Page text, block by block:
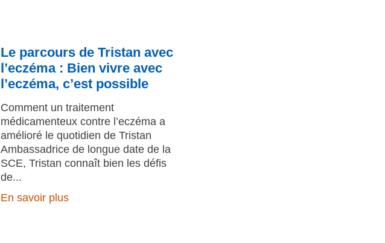
Le parcours de Tristan avec
l’eczéma : Bien vivre avec
l’eczéma, c’est possible
Comment un traitement
médicamenteux contre l’eczéma a
amélioré le quotidien de Tristan
Ambassadrice de longue date de la
SCE, Tristan connaît bien les défis
de
En savoir plus